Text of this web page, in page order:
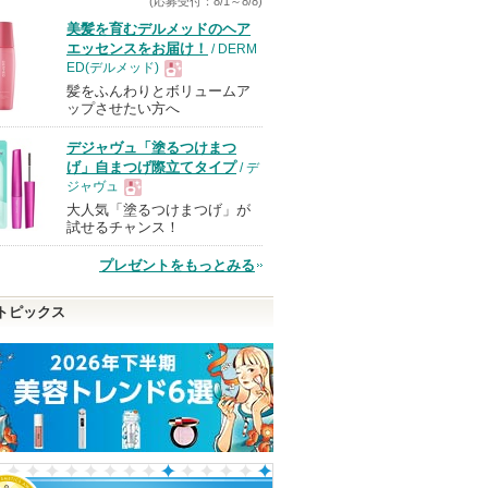
美髪を育むデルメッドのヘア
エッセンスをお届け！ / DERM
ED(デルメッド)
現
品
髪をふんわりとボリュームア
ップさせたい方へ
デジャヴュ「塗るつけまつ
げ」自まつげ際立てタイプ/ デ
ジャヴュ
現
品
大人気「塗るつけまつげ」が
試せるチャンス！
プレゼントをもっとみる
ピックス